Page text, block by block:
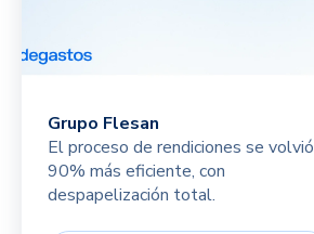
Grupo Flesan
El proceso de rendiciones se volvió
90% más eficiente, con
despapelización total.